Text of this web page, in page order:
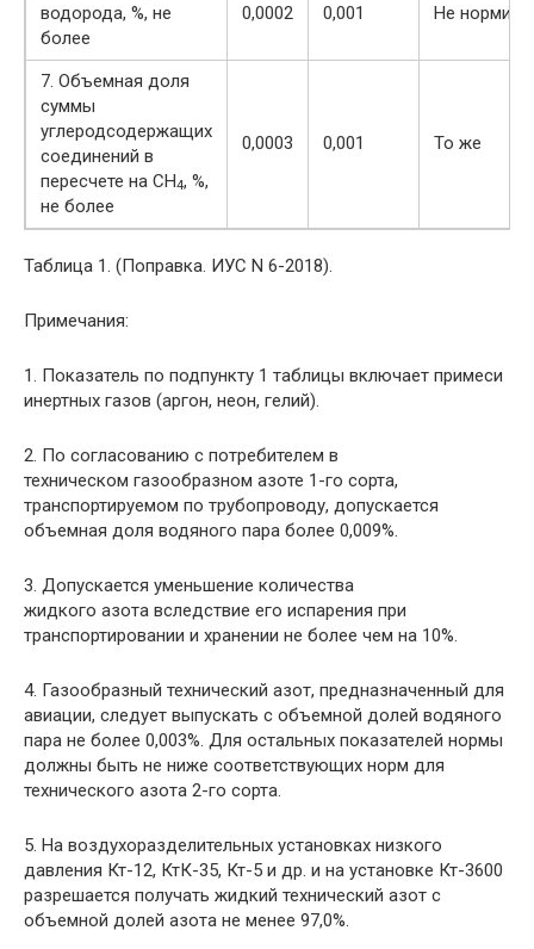
водорода, %, не
более
0,0002 0,001 Не
7. Объемная доля
суммы
углеродсодержащих
соединений в
пересчете на CH4, %,
не более
0,0003 0,001 То же
Таблица 1. (Поправка. ИУС N 6-2018).
Примечания:
1. Показатель по подпункту 1 таблицы включает примеси
инертных газов (аргон, неон, гелий).
2. По согласованию с потребителем в
техническом газообразном азоте 1-го сорта,
транспортируемом по трубопроводу, допускается
объемная доля водяного пара более 0,009%.
3. Допускается уменьшение количества
жидкого азота вследствие его испарения при
транспортировании и хранении не более чем на 10%.
4. Газообразный технический азот, предназначенный для
авиации, следует выпускать с объемной долей водяного
пара не более 0,003%. Для остальных показателей нормы
должны быть не ниже соответствующих норм для
технического азота 2-го сорта.
5. На воздухоразделительных установках низкого
давления Кт-12, КтК-35, Кт-5 и др. и на установке Кт-3600
разрешается получать жидкий технический азот с
объемной долей азота не менее 97,0%.